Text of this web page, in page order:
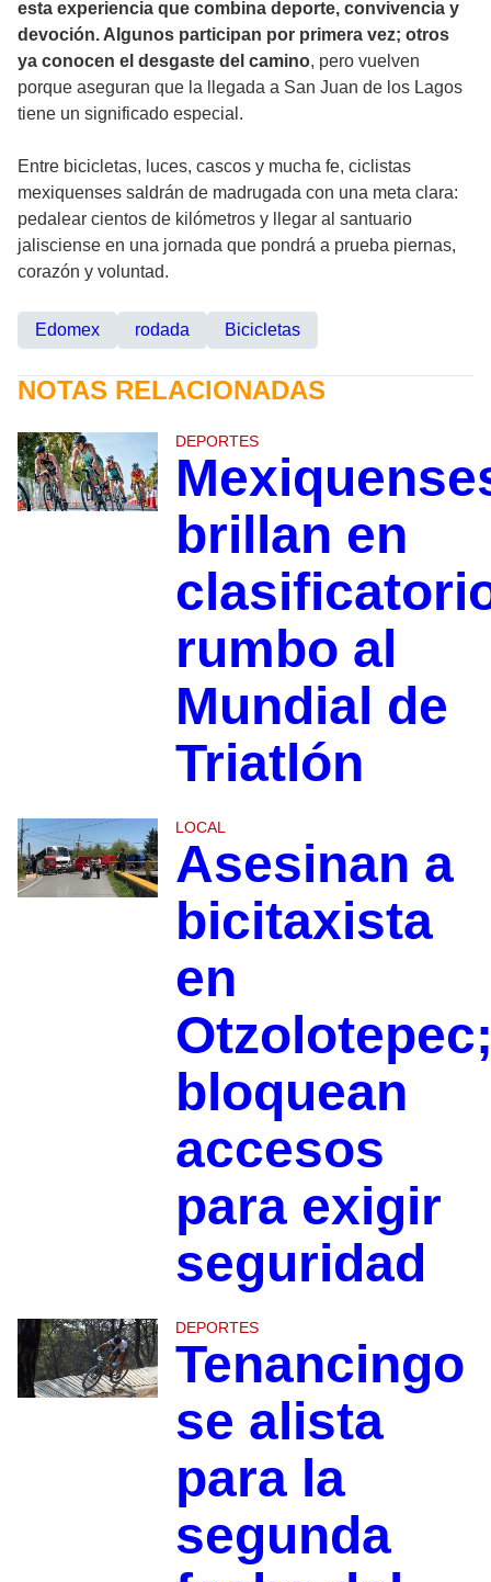
esta experiencia que combina deporte, convivencia y
devoción. Algunos participan por primera vez; otros
ya conocen el desgaste del camino, pero vuelven
porque aseguran que la llegada a San Juan de los Lagos
tiene un significado especial.
Entre bicicletas, luces, cascos y mucha fe, ciclistas
mexiquenses saldrán de madrugada con una meta clara:
pedalear cientos de kilómetros y llegar al santuario
jalisciense en una jornada que pondrá a prueba piernas,
corazón y voluntad.
Edomex rodada Bicicletas
NOTAS RELACIONADAS
DEPORTES
brillan en
rumbo al
Mundial de
Triatlón
LOCAL
Asesinan a
bicitaxista
en
bloquean
accesos
para exigir
seguridad
DEPORTES
Tenancingo
se alista
para la
segunda